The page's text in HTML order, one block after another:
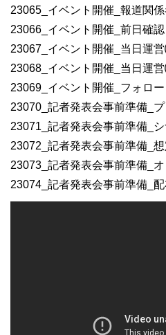
23065_イベント開催_報道関
23066_イベント開催_前日確認
23067_イベント開催_当日運
23068_イベント開催_当日運
23069_イベント開催_フォロー
23070_記者発表会事前準備_
23071_記者発表会事前準備_
23072_記者発表会事前準備_
23073_記者発表会事前準備_
23074_記者発表会事前準備_